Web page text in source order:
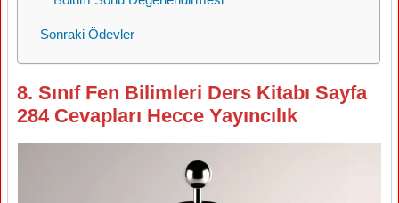
Sonraki Ödevler
8. Sınıf Fen Bilimleri Ders Kitabı Sayfa
284 Cevapları Hecce Yayıncılık